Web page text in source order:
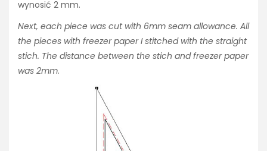
wynosić 2 mm.
Next, each piece was cut with 6mm seam allowance. All
the pieces with freezer paper I stitched with the straight
stich. The distance between the stich and freezer paper
was 2mm.